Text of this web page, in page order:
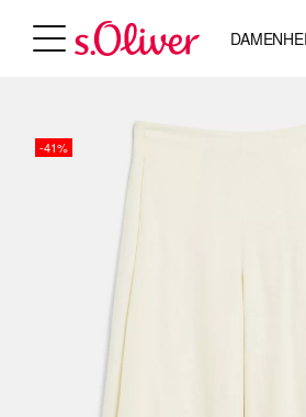
DAMEN
-41%